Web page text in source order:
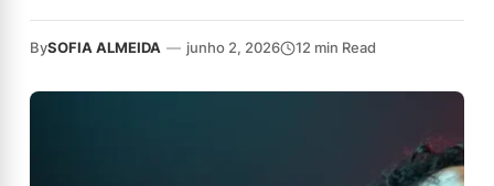
BySOFIA ALMEIDA — junho 2, 2026 12 min Read